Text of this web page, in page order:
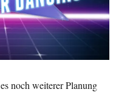
noch weiterer Planung